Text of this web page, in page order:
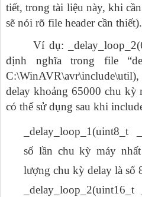
tiết, trong tài liệu này, khi
sẽ nói rõ file header cần thiết).
Ví dụ:
định nghĩa trong file
delay khoảng 65000 chu kỳ
có thể sử dụng sau khi
_delay_loop_1(uint8_t
số lần chu kỳ máy
lượng chu kỳ delay là số